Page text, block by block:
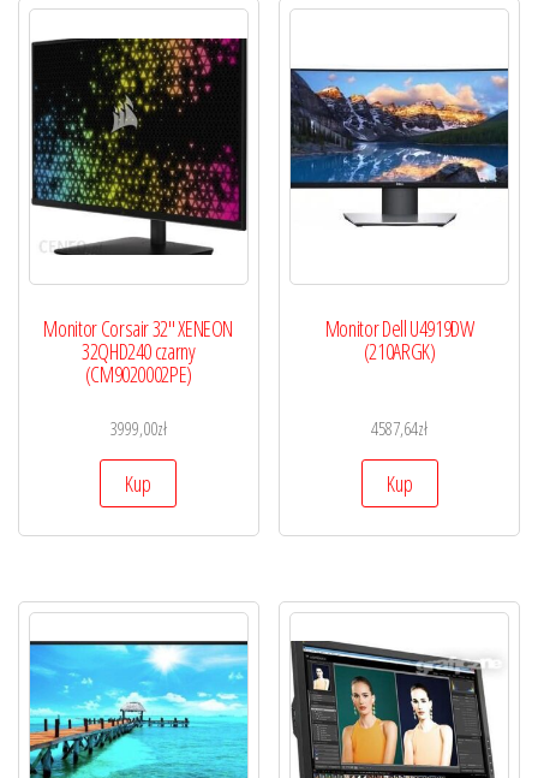
Monitor Corsair 32″ XENEON
32QHD240 czarny
(CM9020002PE)
3999,00zł
Kup
Monitor Dell U4919DW
(210ARGK)
4587,64zł
Kup